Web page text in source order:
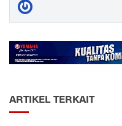
ARTIKEL TERKAIT